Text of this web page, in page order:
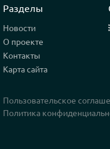
Разделы
Новости
О проекте
Контакты
Карта сайта
Пользовательское
Политика